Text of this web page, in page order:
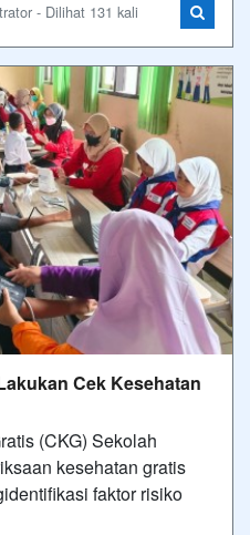
- Dilihat 131 kali
Cek Kesehatan
(CKG) Sekolah
kesehatan gratis
faktor risiko